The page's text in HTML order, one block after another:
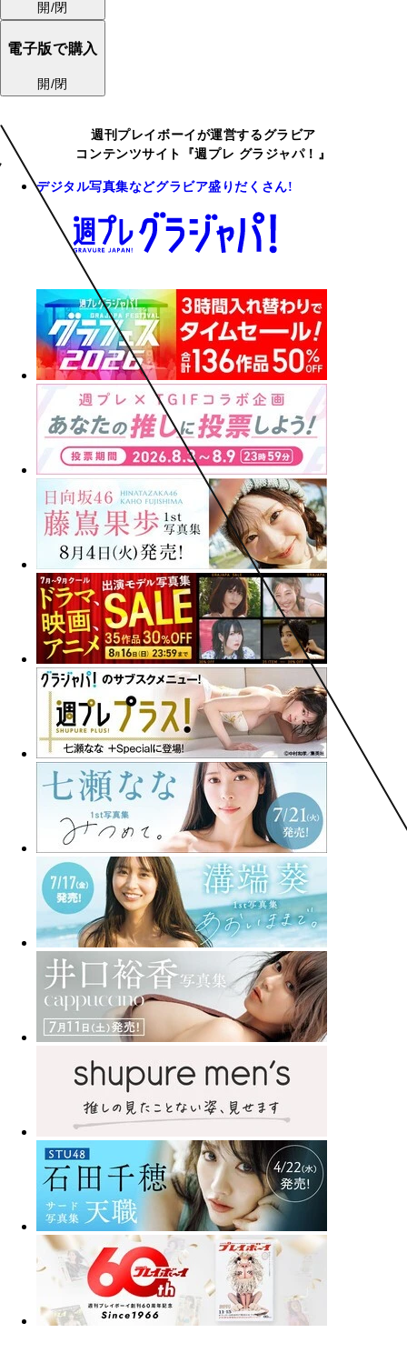
開/閉
電子版で購入
開/閉
週刊プレイボーイが運営するグラビア
コンテンツサイト『週プレ グラジャパ！』
デジタル写真集などグラビア盛りだくさん!